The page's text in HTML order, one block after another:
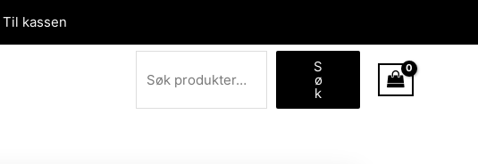
Til kassen
Søk
S
ø
k